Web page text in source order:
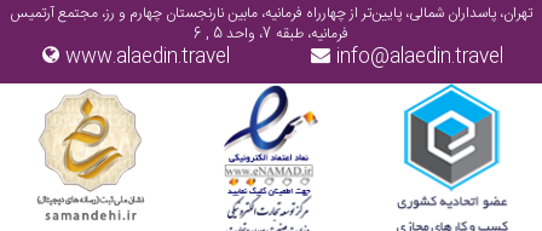
تهران، پاسداران شمالی، پایین‌تر از چهارراه فرمانیه، مابین نارنجستان چهارم و رز، مجتمع آرتمیس
فرمانیه، طبقه 7، واحد 5 , 6
info@alaedin.travel
www.alaedin.travel